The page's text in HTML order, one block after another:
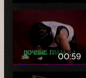
00:59